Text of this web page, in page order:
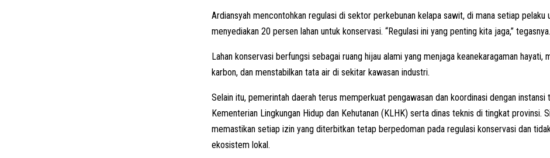
Ardiansyah mencontohkan regulasi di sektor perkebunan kelapa sawit, di mana setiap pelaku
menyediakan 20 persen lahan untuk konservasi. “Regulasi ini yang penting kita jaga,” tegasnya.
Lahan konservasi berfungsi sebagai ruang hijau alami yang menjaga keanekaragaman hayati,
karbon, dan menstabilkan tata air di sekitar kawasan industri.
Selain itu, pemerintah daerah terus memperkuat pengawasan dan koordinasi dengan
Kementerian Lingkungan Hidup dan Kehutanan (KLHK) serta dinas teknis di tingkat provinsi.
memastikan setiap izin yang diterbitkan tetap berpedoman pada regulasi konservasi dan
ekosistem lokal.